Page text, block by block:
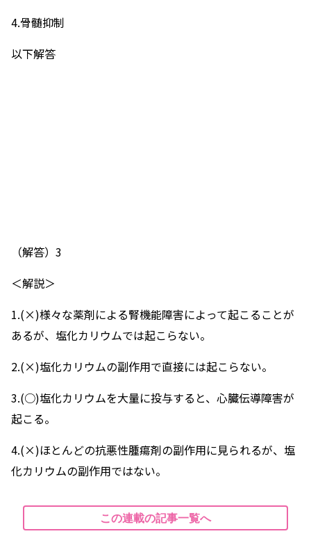
4.骨髄抑制
―――以下解答―――
（解答）3
＜解説＞
1.(×)様々な薬剤による腎機能障害によって起こることが
あるが、塩化カリウムでは起こらない。
2.(×)塩化カリウムの副作用で直接には起こらない。
3.(○)塩化カリウムを大量に投与すると、心臓伝導障害が
起こる。
4.(×)ほとんどの抗悪性腫瘍剤の副作用に見られるが、塩
化カリウムの副作用ではない。
この連載の記事一覧へ